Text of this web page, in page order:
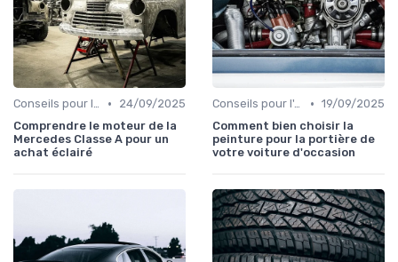
Conseils pour l'Achat •
24/09/2025
Comprendre le moteur de la
Mercedes Classe A pour un
achat éclairé
Conseils pour l'Achat • 19/09/2025
Comment bien choisir la
peinture pour la portière de
votre voiture d'occasion